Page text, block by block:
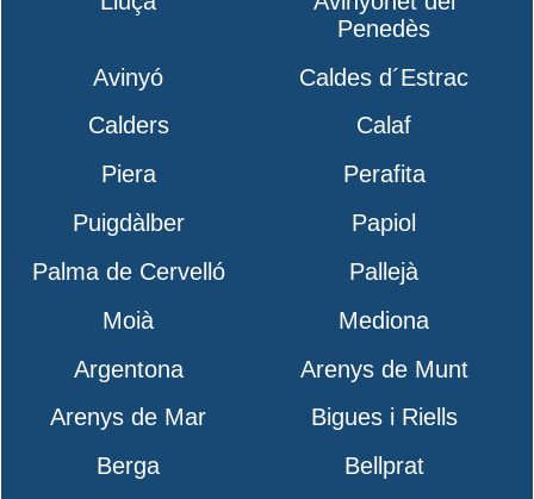
Penedès
Avinyó
Caldes d´Estrac
Calders
Calaf
Piera
Perafita
Puigdàlber
Papiol
Palma de Cervelló
Pallejà
Moià
Mediona
Argentona
Arenys de Munt
Arenys de Mar
Bigues i Riells
Berga
Bellprat